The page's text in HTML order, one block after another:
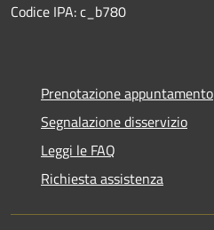
Codice IPA: c_b780
Prenotazione appuntamento
Segnalazione disservizio
Leggi le FAQ
Richiesta assistenza